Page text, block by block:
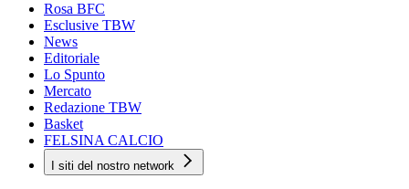
Rosa BFC
Esclusive TBW
News
Editoriale
Lo Spunto
Mercato
Redazione TBW
Basket
FELSINA CALCIO
I siti del nostro network